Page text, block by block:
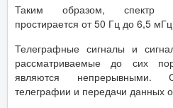
Таким образом, спектр
простирается от 50 Гц до 6,5
Телеграфные сигналы и
рассматриваемые до сих
являются
телеграфии и передачи данных